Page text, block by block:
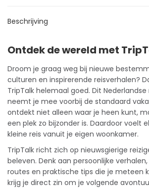
Beschrijving
Ontdek de wereld met
Droom je graag weg bij nieuwe
culturen en inspirerende reisverhalen?
TripTalk helemaal goed. Dit
neemt je mee voorbij de standaard
ontdekt niet alleen waar je heen kunt,
een plek zo bijzonder is. Daardoor voelt
kleine reis vanuit je eigen woonkamer.
TripTalk richt zich op nieuwsgierige
beleven. Denk aan persoonlijke
routes en praktische tips die je meteen
krijg je direct zin om je volgende